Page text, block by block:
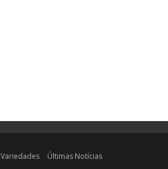
Variedades Últimas Notícias